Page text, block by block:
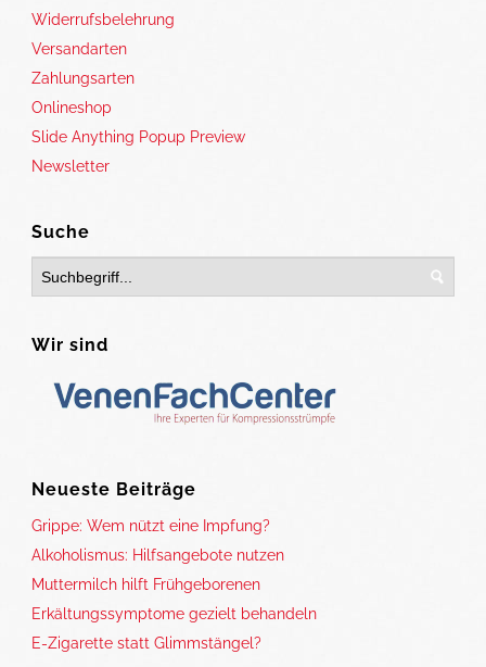
Widerrufsbelehrung
Versandarten
Zahlungsarten
Onlineshop
Slide Anything Popup Preview
Newsletter
Suche
Wir sind
Neueste Beiträge
Grippe: Wem nützt eine Impfung?
Alkoholismus: Hilfsangebote nutzen
Muttermilch hilft Frühgeborenen
Erkältungssymptome gezielt behandeln
E-Zigarette statt Glimmstängel?